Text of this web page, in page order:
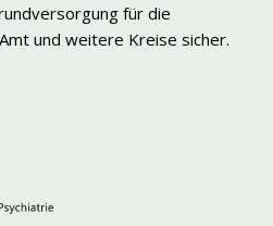
für die
und weitere Kreise sicher.